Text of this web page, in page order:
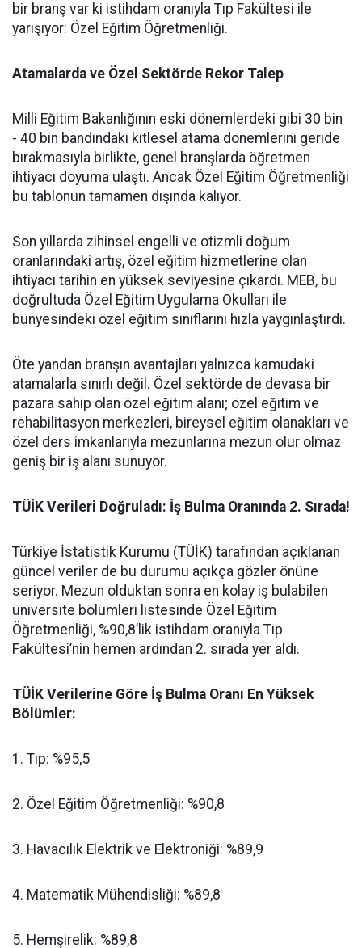
bir branş var ki istihdam oranıyla Tıp Fakültesi ile
yarışıyor: Özel Eğitim Öğretmenliği.
Atamalarda ve Özel Sektörde Rekor Talep
​Milli Eğitim Bakanlığının eski dönemlerdeki gibi 30 bin
- 40 bin bandındaki kitlesel atama dönemlerini geride
bırakmasıyla birlikte, genel branşlarda öğretmen
ihtiyacı doyuma ulaştı. Ancak Özel Eğitim Öğretmenliği
bu tablonun tamamen dışında kalıyor.
​Son yıllarda zihinsel engelli ve otizmli doğum
oranlarındaki artış, özel eğitim hizmetlerine olan
ihtiyacı tarihin en yüksek seviyesine çıkardı. MEB, bu
doğrultuda Özel Eğitim Uygulama Okulları ile
bünyesindeki özel eğitim sınıflarını hızla yaygınlaştırdı.
​Öte yandan branşın avantajları yalnızca kamudaki
atamalarla sınırlı değil. Özel sektörde de devasa bir
pazara sahip olan özel eğitim alanı; özel eğitim ve
rehabilitasyon merkezleri, bireysel eğitim olanakları ve
özel ders imkanlarıyla mezunlarına mezun olur olmaz
geniş bir iş alanı sunuyor.
​TÜİK Verileri Doğruladı: İş Bulma Oranında 2. Sırada!
​Türkiye İstatistik Kurumu (TÜİK) tarafından açıklanan
güncel veriler de bu durumu açıkça gözler önüne
seriyor. Mezun olduktan sonra en kolay iş bulabilen
üniversite bölümleri listesinde Özel Eğitim
Öğretmenliği, %90,8’lik istihdam oranıyla Tıp
Fakültesi’nin hemen ardından 2. sırada yer aldı.
​TÜİK Verilerine Göre İş Bulma Oranı En Yüksek
Bölümler:
​1. Tıp: %95,5
​2. Özel Eğitim Öğretmenliği: %90,8
​3. Havacılık Elektrik ve Elektroniği: %89,9
​4. Matematik Mühendisliği: %89,8
​5. Hemşirelik: %89,8